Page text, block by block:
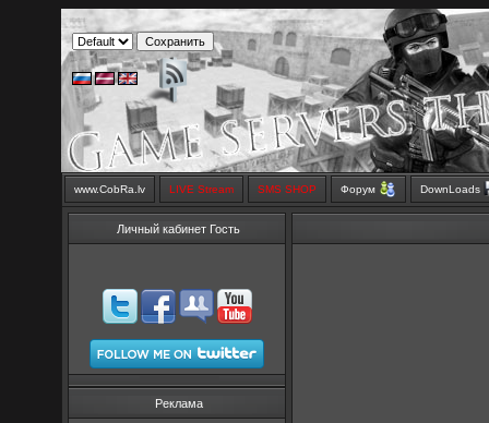
www.CobRa.lv LIVE Stream SMS SHOP Форум DownLoads
Личный кабинет Гость
Реклама